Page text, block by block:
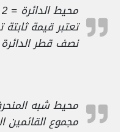
نصف قطر
محيط شبه
مجموع القائمين